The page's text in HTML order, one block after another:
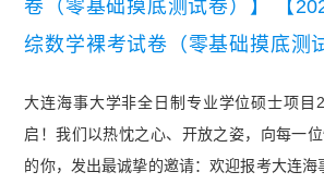
卷（零基础摸底测试卷）】
【
综数学裸考试卷（零基础摸底测
卷）】
【2027MBA管综逻辑裸
底测试卷）】 【2027MBA管综
大连海事大学非全日制专业学位硕士项目
启！我们以热忱之心、开放之姿，向每一
的你，发出最诚挚的邀请：欢迎报考大连海